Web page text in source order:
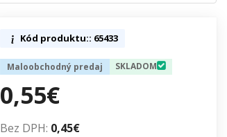
Kód produktu:: 65433
Maloobchodný predaj SKLADOM
0,55€
Bez DPH: 0,45€